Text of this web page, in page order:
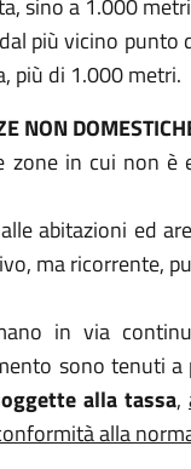
sino a 1.000
più vicino
più di 1.000 metri.
zone in cui non è
abitazioni ed
ma ricorrente,
in via
sono tenuti a
alla tassa,
alla